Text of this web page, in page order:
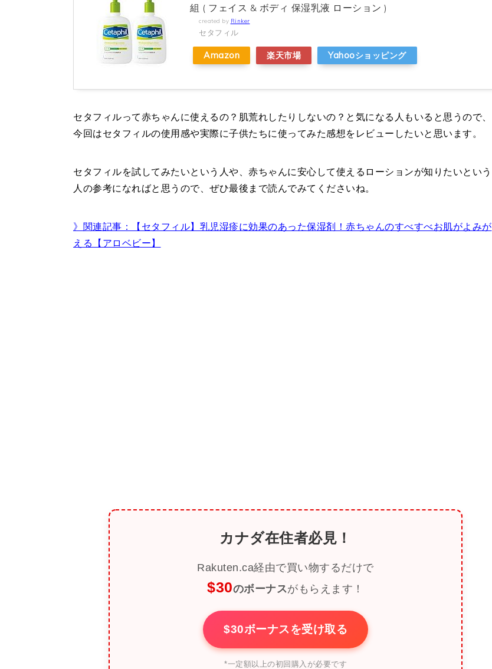
組 ( フェイス & ボディ 保湿乳液 ローション )
created by Rinker
セタフィル
Amazon 楽天市場 Yahooショッピング
セタフィルって赤ちゃんに使えるの？肌荒れしたりしないの？と気になる人もいると思うので、
今回はセタフィルの使用感や実際に子供たちに使ってみた感想をレビューしたいと思います。
セタフィルを試してみたいという人や、赤ちゃんに安心して使えるローションが知りたいという
人の参考になればと思うので、ぜひ最後まで読んでみてくださいね。
》関連記事：【セタフィル】乳児湿疹に効果のあった保湿剤！赤ちゃんのすべすべお肌がよみが
える【アロベビー】
カナダ在住者必見！
Rakuten.ca経由で買い物するだけで
$30のボーナスがもらえます！
$30ボーナスを受け取る
*一定額以上の初回購入が必要です